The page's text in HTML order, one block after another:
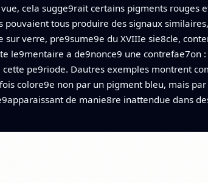
cela sugge9rait certains pigments rouges
tous produire des signaux
verre, pre9sume9e du XVIIIe sie8cle,
le9mentaire a de9nonce9 une contrefae7on
pe9riode. Dautres exemples montrent
colore9e non par un pigment bleu, mais
de manie8re inattendue dans